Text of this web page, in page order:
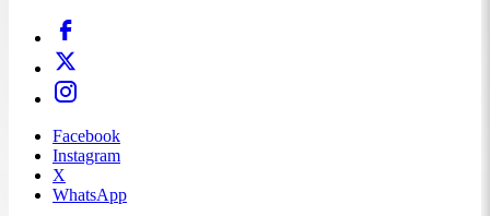
Facebook
Instagram
X
WhatsApp